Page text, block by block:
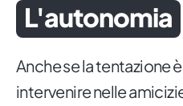
L'autonomia
Anche se la tentazione
intervenire nelle